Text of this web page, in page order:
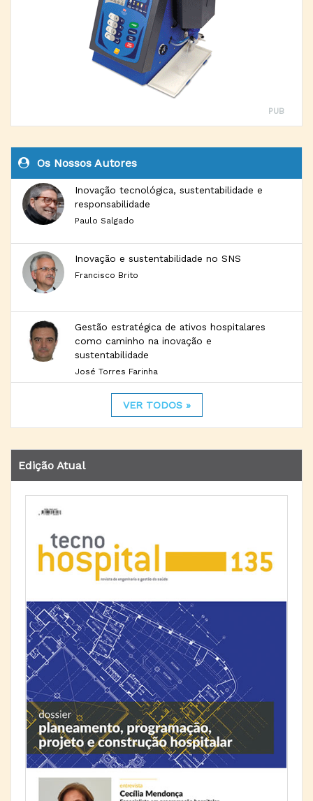
PUB
Os Nossos Autores
Inovação tecnológica, sustentabilidade e
responsabilidade
Paulo Salgado
Inovação e sustentabilidade no SNS
Francisco Brito
Gestão estratégica de ativos hospitalares
como caminho na inovação e
sustentabilidade
José Torres Farinha
VER TODOS »
Edição Atual